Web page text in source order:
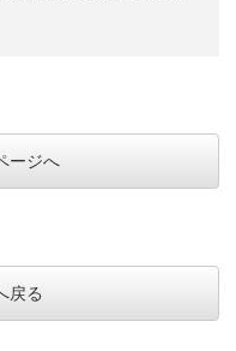
ージへ
戻る